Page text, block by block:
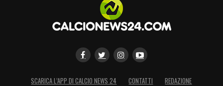
SCARICA L’APP DI CALCIO NEWS 24 CONTATTI
REDAZIONE